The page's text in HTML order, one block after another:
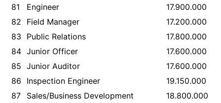
81
Engineer
17.900.000
82
Field Manager
17.200.000
83
Public Relations
17.800.000
84 Junior Officer
17.600.000
85 Junior Auditor
17.600.000
86
Inspection Engineer
19.150.000
87
Sales/Business Development
18.800.000